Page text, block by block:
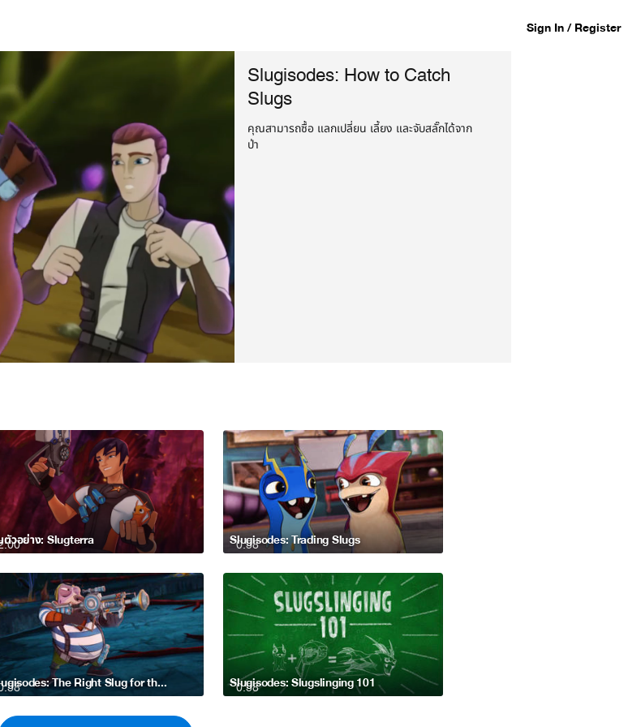
Sign In / Register
Slugisodes: How to Catch
Slugs
คุณสามารถซื้อ แลกเปลี่ยน เลี้ยง และจับสลั๊กได้จาก
ป่า
ตัวอย่าง: Slugterra 0:58
Slugisodes: Trading Slugs
Slugisodes: The Right Slug for the Right Job 0:58
Slugisodes: Slugslinging 101